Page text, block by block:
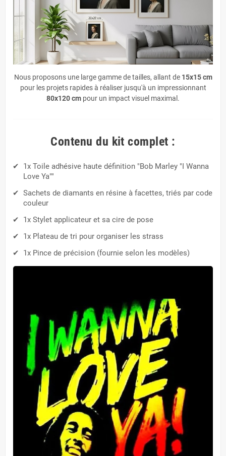
Nous proposons une large gamme de tailles, allant de 15x15 cm
pour les projets rapides à réaliser jusqu'à un impressionnant
80x120 cm pour un impact visuel maximal.
Contenu du kit complet :
1x Toile adhésive haute définition "Bob Marley "I Wanna
Love Ya""
Sachets de diamants en résine à facettes, triés par code
couleur
1x Stylet applicateur et sa cire de pose
1x Plateau de tri pour organiser les strass
1x Pince de précision (fournie selon les modèles)